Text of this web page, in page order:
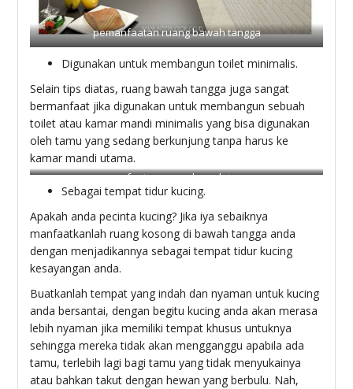
pemanfaatan ruang bawah tangga
Digunakan untuk membangun toilet minimalis.
Selain tips diatas, ruang bawah tangga juga sangat
bermanfaat jika digunakan untuk membangun sebuah
toilet atau kamar mandi minimalis yang bisa digunakan
oleh tamu yang sedang berkunjung tanpa harus ke
kamar mandi utama.
pemanfaatan ruang bawah tangga
Sebagai tempat tidur kucing.
Apakah anda pecinta kucing? Jika iya sebaiknya
manfaatkanlah ruang kosong di bawah tangga anda
dengan menjadikannya sebagai tempat tidur kucing
kesayangan anda.
Buatkanlah tempat yang indah dan nyaman untuk kucing
anda bersantai, dengan begitu kucing anda akan merasa
lebih nyaman jika memiliki tempat khusus untuknya
sehingga mereka tidak akan mengganggu apabila ada
tamu, terlebih lagi bagi tamu yang tidak menyukainya
atau bahkan takut dengan hewan yang berbulu. Nah,